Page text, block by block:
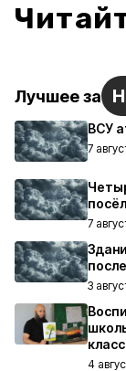
Лучшее за
ВСУ
7
7
3
4